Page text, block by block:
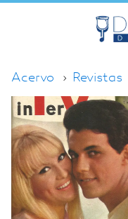
Acervo Revistas